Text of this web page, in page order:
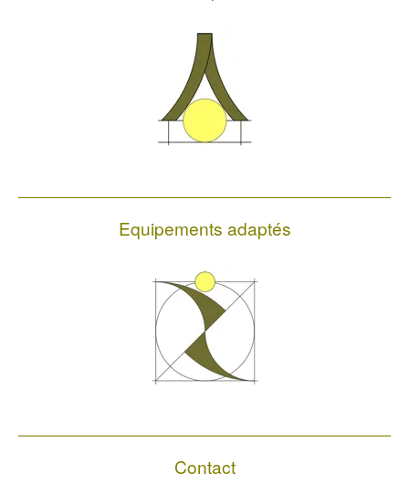
Equipements adaptés
Contact